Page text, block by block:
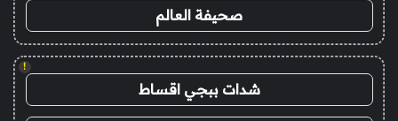
صحيفة العالم
!
شدات ببجي اقساط